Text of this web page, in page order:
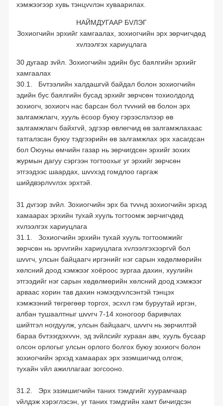
хэмжээгээр хувь тэнцvvлэн хуваарилах.
НАЙМДУГААР БVЛЭГ
Зохиогчийн эрхийг хамгаалах, зохиогчийн эрх зөрчигчдөд
хvлээлгэх хариуцлага
30 дугаар зvйл. Зохиогчийн эдийн бус баялгийн эрхийг
хамгаалах
30.1. Бvтээлийн халдашгvй байдал болон зохиогчийн
эдийн бус баялгийн бусад эрхийг зөрчсөн тохиолдолд
зохиогч, зохиогч нас барсан бол тvvний өв болон эрх
залгамжлагч, хууль ёсоор буюу гэрээслэлээр өв
залгамжлагч байхгvй, эдгээр өвлөгчид өв залгамжлахаас
татгалзсан буюу тэдгээрийн өв залгамжлах эрх хасагдсан
бол Оюуны өмчийн газар нь зөрчигдсөн эрхийг зохих
журмын дагуу сэргээн тогтоохыг уг эрхийг зөрчсөн
этгээдээс шаардах, шvvхэд гомдлоо гаргаж
шийдвэрлvvлэх эрхтэй.
31 дvгээр зvйл. Зохиогчийн эрх ба тvvнд зохиогчийн эрхэд
хамаарах эрхийн тухай хууль тогтоомж зөрчигчдөд
хvлээлгэх хариуцлага
31.1. Зохиогчийн эрхийн тухай хууль тогтоомжийг
зөрчсөн нь эрvvгийн хариуцлага хvлээлгэхээргvй бол
шvvгч, улсын байцаагч иргэнийг нэг сарын хөдөлмөрийн
хөлсний доод хэмжээг хоёроос зургаа дахин, хуулийн
этгээдийг нэг сарын хөдөлмөрийн хөлсний доод хэмжээг
арваас хорин тав дахин нэмэгдvvлсэнтэй тэнцэх
хэмжээний төгрөгөөр торгох, эсхvл гэм буруутай иргэн,
албан тушаалтныг шvvгч 7-14 хоногоор баривчлах
шийтгэл ногдуулж, улсын байцаагч, шvvгч нь зөрчилтэй
бараа бvтээгдэхvvн, эд зvйлсийг хураан авч, хууль бусаар
олсон орлогыг улсын орлого болгох буюу зохиогч болон
зохиогчийн эрхэд хамаарах эрх эзэмшигчид олгож,
тухайн vйл ажиллагааг зогсооно.
31.2. Эрх эзэмшигчийн таних тэмдгийг хуурамчаар
vйлдэж хэрэглэсэн, уг таних тэмдгийн хамт бичигдсэн